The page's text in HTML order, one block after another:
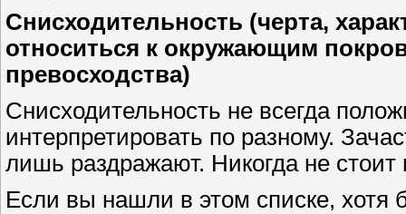
Снисходительность (черта,
относиться к окружающим
превосходства)
Снисходительность не всегда
интерпретировать по разному.
лишь раздражают. Никогда не стоит
Если вы нашли в этом списке, хотя